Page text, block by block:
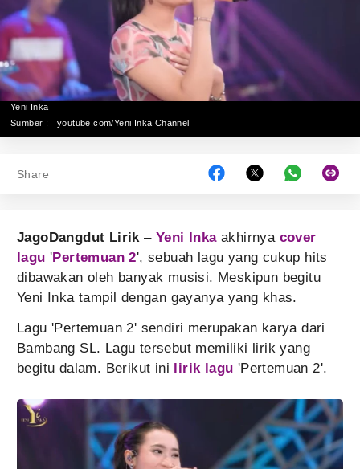
Yeni Inka
Sumber :
youtube.com/Yeni Inka Channel
Share
JagoDangdut Lirik–Yeni Inkaakhirnya cover
lagu 'Pertemuan 2', sebuah lagu yang cukup hits
dibawakan oleh banyak musisi. Meskipun begitu
Yeni Inka tampil dengan gayanya yang khas.
Lagu 'Pertemuan 2' sendiri merupakan karya dari
Bambang SL. Lagu tersebut memiliki lirik yang
begitu dalam. Berikut ini lirik lagu 'Pertemuan 2'.